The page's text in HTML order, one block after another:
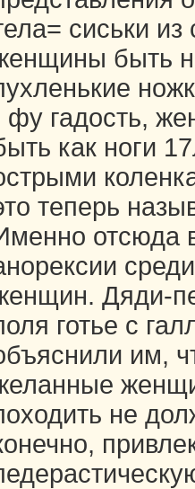
сиськи
быть
фу гадость,
как ноги
теперь
отсюда
Дяди-
готье с
им,
не